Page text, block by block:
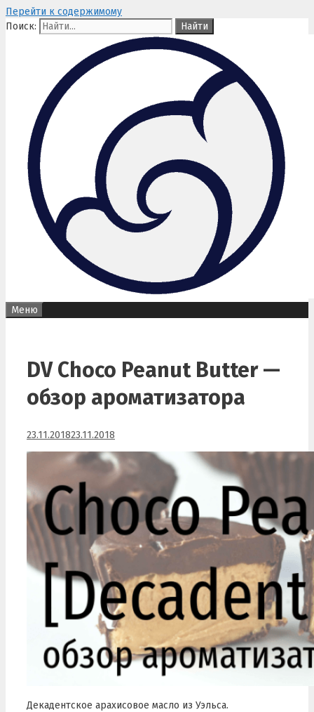
Перейти к содержимому
Поиск:
Меню
DV Choco Peanut Butter —
обзор ароматизатора
23.11.201823.11.2018
Декадентское арахисовое масло из Уэльса.